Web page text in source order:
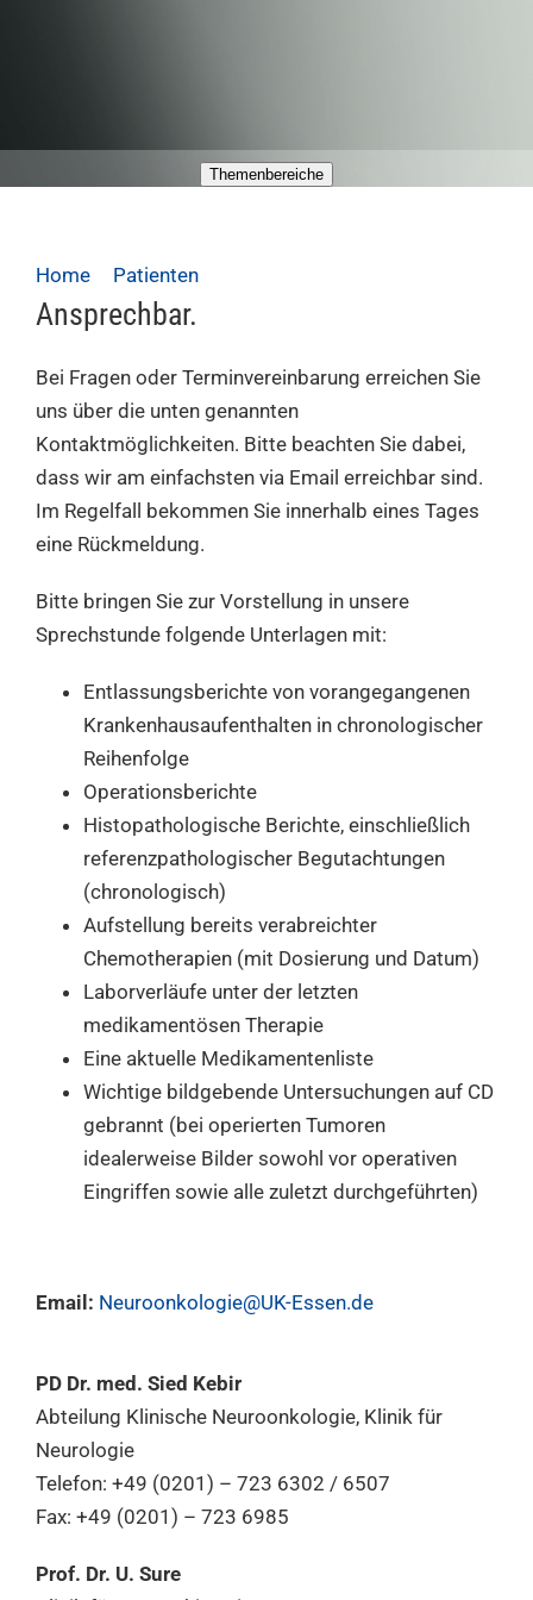
Themenbereiche
Home Patienten
Ansprechbar.
Bei Fragen oder Terminvereinbarung erreichen Sie
uns über die unten genannten
Kontaktmöglichkeiten. Bitte beachten Sie dabei,
dass wir am einfachsten via Email erreichbar sind.
Im Regelfall bekommen Sie innerhalb eines Tages
eine Rückmeldung.
Bitte bringen Sie zur Vorstellung in unsere
Sprechstunde folgende Unterlagen mit:
Entlassungsberichte von vorangegangenen
Krankenhausaufenthalten in chronologischer
Reihenfolge
Operationsberichte
Histopathologische Berichte, einschließlich
referenzpathologischer Begutachtungen
(chronologisch)
Aufstellung bereits verabreichter
Chemotherapien (mit Dosierung und Datum)
Laborverläufe unter der letzten
medikamentösen Therapie
Eine aktuelle Medikamentenliste
Wichtige bildgebende Untersuchungen auf CD
gebrannt (bei operierten Tumoren
idealerweise Bilder sowohl vor operativen
Eingriffen sowie alle zuletzt durchgeführten)
Email: Neuroonkologie@UK-Essen.de
PD Dr. med. Sied Kebir
Abteilung Klinische Neuroonkologie, Klinik für
Neurologie
Telefon: +49 (0201) – 723 6302 / 6507
Fax: +49 (0201) – 723 6985
Prof. Dr. U. Sure